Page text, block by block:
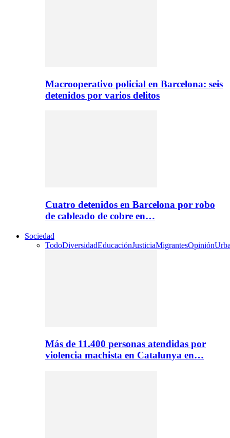
Macrooperativo policial en Barcelona: seis
detenidos por varios delitos
Cuatro detenidos en Barcelona por robo
de cableado de cobre en…
Sociedad
TodoDiversidadEducaciónJusticiaMigrantesOpinión
Más de 11.400 personas atendidas por
violencia machista en Catalunya en…